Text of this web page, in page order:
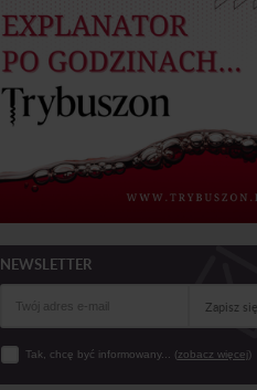
NEWSLETTER
Zapisz się
Tak, chcę być informowany... (zobacz więcej)